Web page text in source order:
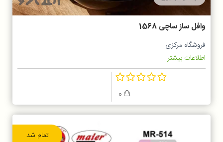
وافل ساز ساچی 1568
فروشگاه مرکزی
اطلاعات بیشتر...
0
تمام شد